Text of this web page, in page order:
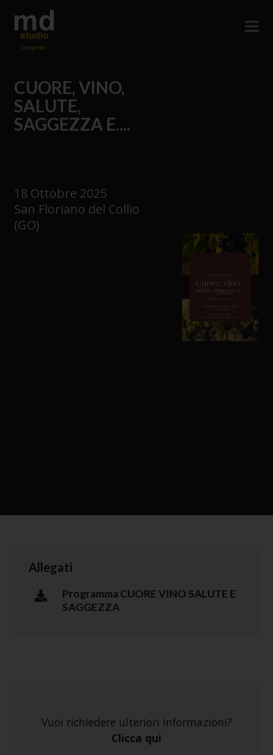
CUORE, VINO,
SALUTE,
SAGGEZZA E....
18 Ottobre 2025
San Floriano del Collio
(GO)
Allegati
Programma CUORE VINO SALUTE E
SAGGEZZA
Vuoi richiedere ulteriori informazioni?
Clicca qui